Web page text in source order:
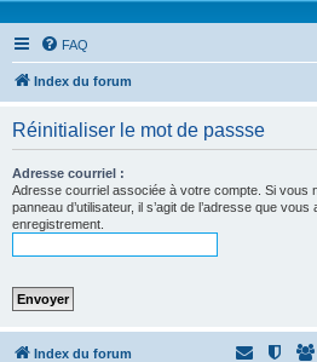
FAQ
Index du forum
Réinitialiser le mot de passse
Adresse courriel :
Adresse courriel associée à votre compte. Si vous
panneau d’utilisateur, il s’agit de l’adresse que
enregistrement.
Index du forum